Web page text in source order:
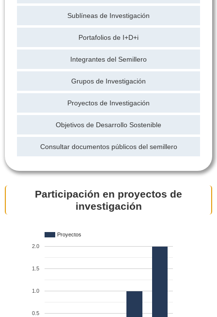
Sublíneas de Investigación
Portafolios de I+D+i
Integrantes del Semillero
Grupos de Investigación
Proyectos de Investigación
Objetivos de Desarrollo Sostenible
Consultar documentos públicos del semillero
Participación en proyectos de
investigación
Proyectos
0.5
1.0
1.5
2.0